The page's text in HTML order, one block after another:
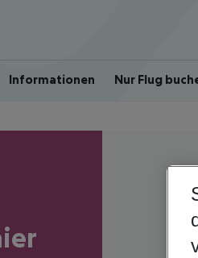
Informationen Nur Flug